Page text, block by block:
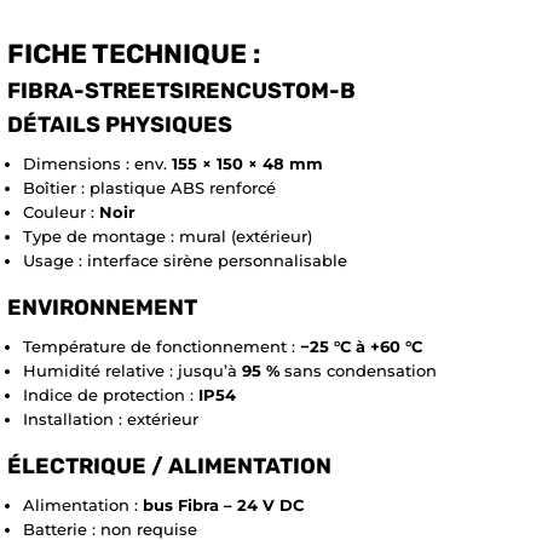
FICHE TECHNIQUE :
FIBRA-STREETSIRENCUSTOM-B
DÉTAILS PHYSIQUES
Dimensions : env. 155 × 150 × 48 mm
Boîtier : plastique ABS renforcé
Couleur : Noir
Type de montage : mural (extérieur)
Usage : interface sirène personnalisable
ENVIRONNEMENT
Température de fonctionnement : −25 °C à +60 °C
Humidité relative : jusqu’à 95 % sans condensation
Indice de protection : IP54
Installation : extérieur
ÉLECTRIQUE / ALIMENTATION
Alimentation : bus Fibra – 24 V DC
Batterie : non requise